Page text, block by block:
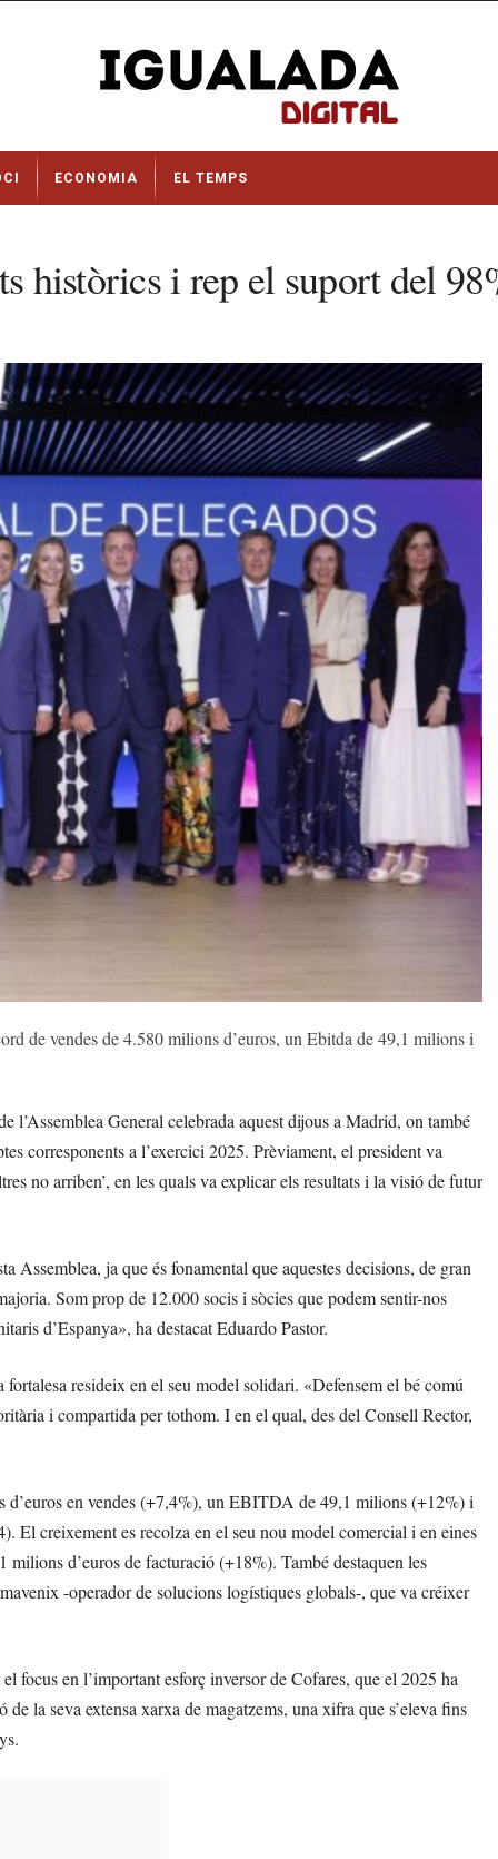
ECONOMIA EL TEMPS
històrics i rep el suport del
de vendes de 4.580 milions d’euros, un Ebitda de 49,1 milions i
l’Assemblea General celebrada aquest dijous a Madrid, on també
corresponents a l’exercici 2025. Prèviament, el president va
no arriben’, en les quals va explicar els resultats i la visió de futur
Assemblea, ja que és fonamental que aquestes decisions, de gran
Som prop de 12.000 socis i sòcies que podem sentir-nos
d’Espanya», ha destacat Eduardo Pastor.
resideix en el seu model solidari. «Defensem el bé comú
i compartida per tothom. I en el qual, des del Consell Rector,
d’euros en vendes (+7,4%), un EBITDA de 49,1 milions (+12%) i
El creixement es recolza en el seu nou model comercial i en eines
d’euros de facturació (+18%). També destaquen les
-operador de solucions logístiques globals-, que va créixer
focus en l’important esforç inversor de Cofares, que el 2025 ha
la seva extensa xarxa de magatzems, una xifra que s’eleva fins